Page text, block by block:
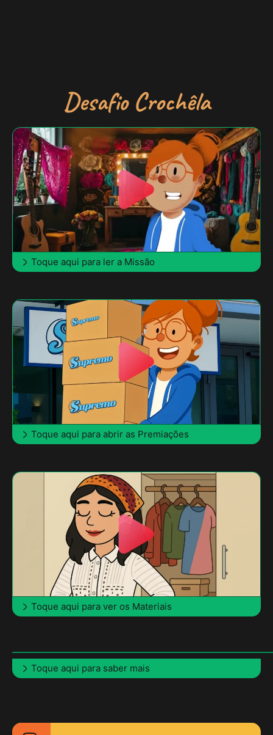
Desafio Crochêla
Toque aqui para ler a Missão
Toque aqui para abrir as Premiações
Toque aqui para ver os Materiais
Toque aqui para saber mais